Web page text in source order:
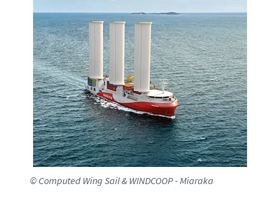
© Computed Wing Sail & WINDCOOP - Miaraka